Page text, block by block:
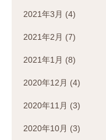
2021年3月 (4)
2021年2月 (7)
2021年1月 (8)
2020年12月 (4)
2020年11月 (3)
2020年10月 (3)